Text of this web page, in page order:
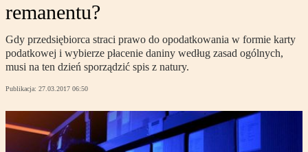
remanentu?
Gdy przedsiębiorca straci prawo do opodatkowania w formie karty
podatkowej i wybierze płacenie daniny według zasad ogólnych,
musi na ten dzień sporządzić spis z natury.
Publikacja: 27.03.2017 06:50